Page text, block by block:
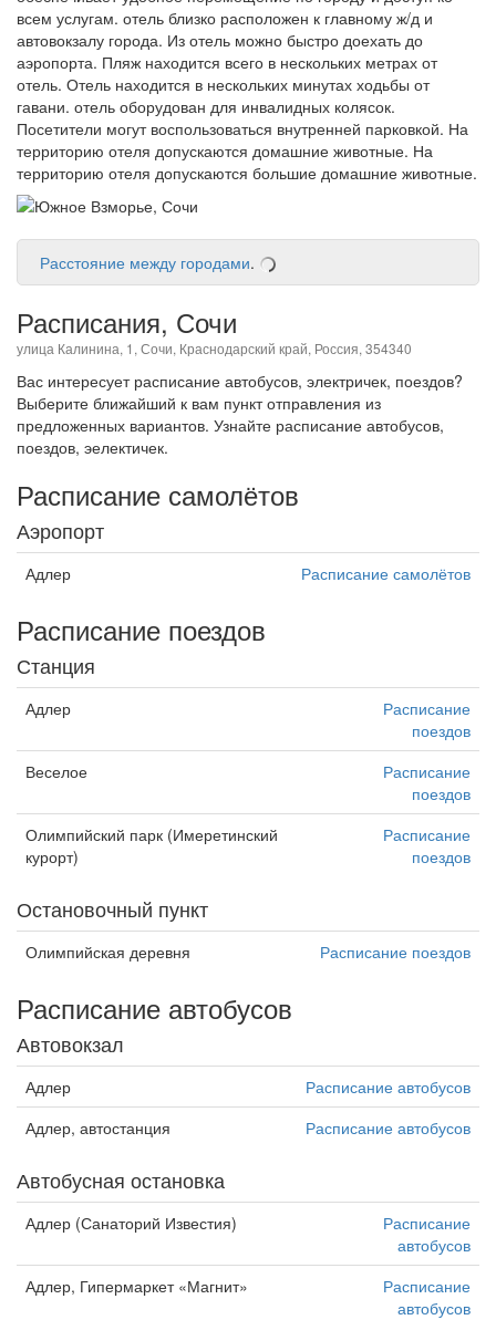
всем услугам. отель близко расположен к главному ж/д и
автовокзалу города. Из отель можно быстро доехать до
аэропорта. Пляж находится всего в нескольких метрах от
отель. Отель находится в нескольких минутах ходьбы от
гавани. отель оборудован для инвалидных колясок.
Посетители могут воспользоваться внутренней парковкой. На
территорию отеля допускаются домашние животные. На
территорию отеля допускаются большие домашние животные.
Расстояние между городами.
Расписания, Сочи
улица Калинина, 1, Сочи, Краснодарский край, Россия, 354340
Вас интересует расписание автобусов, электричек, поездов?
Выберите ближайший к вам пункт отправления из
предложенных вариантов. Узнайте расписание автобусов,
поездов, эелектичек.
Расписание самолётов
Аэропорт
Адлер Расписание самолётов
Расписание поездов
Станция
Адлер
Расписание
поездов
Веселое
Расписание
поездов
Олимпийский парк (Имеретинский
курорт)
Расписание
поездов
Остановочный пункт
Олимпийская деревня Расписание поездов
Расписание автобусов
Автовокзал
Адлер
Расписание автобусов
Адлер, автостанция
Расписание автобусов
Автобусная остановка
Адлер (Санаторий Известия)
Расписание
автобусов
Адлер, Гипермаркет «Магнит»
Расписание
автобусов